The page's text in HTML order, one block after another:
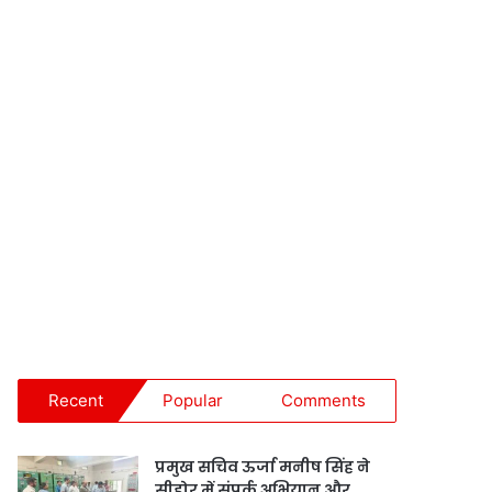
Recent Popular Comments
प्रमुख सचिव ऊर्जा मनीष सिंह ने